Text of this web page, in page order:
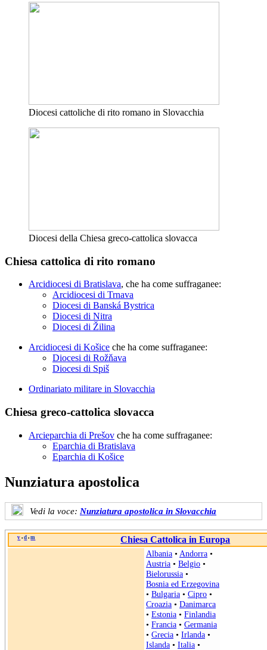
Diocesi cattoliche di rito romano in Slovacchia
Diocesi della Chiesa greco-cattolica slovacca
Chiesa cattolica di rito romano
Arcidiocesi di Bratislava, che ha come suffraganee:
Arcidiocesi di Trnava
Diocesi di Banská Bystrica
Diocesi di Nitra
Diocesi di Žilina
Arcidiocesi di Košice che ha come suffraganee:
Diocesi di Rožňava
Diocesi di Spiš
Ordinariato militare in Slovacchia
Chiesa greco-cattolica slovacca
Arcieparchia di Prešov che ha come suffraganee:
Eparchia di Bratislava
Eparchia di Košice
Nunziatura apostolica
Vedi la voce: Nunziatura apostolica in Slovacchia
v • d • m Chiesa Cattolica in Europa
Albania • Andorra •
Austria • Belgio •
Bielorussia •
Bosnia ed Erzegovina
• Bulgaria • Cipro •
Croazia • Danimarca
• Estonia • Finlandia
• Francia • Germania
• Grecia • Irlanda •
Islanda • Italia •